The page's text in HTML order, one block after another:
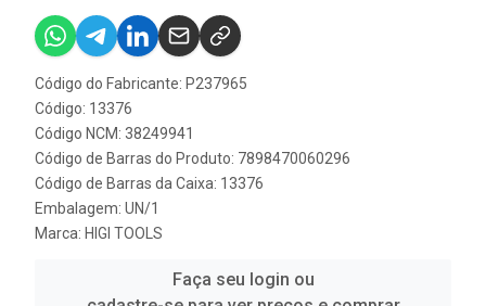
Código do Fabricante: P237965
Código: 13376
Código NCM: 38249941
Código de Barras do Produto: 7898470060296
Código de Barras da Caixa: 13376
Embalagem: UN/1
Marca: HIGI TOOLS
Faça seu login ou